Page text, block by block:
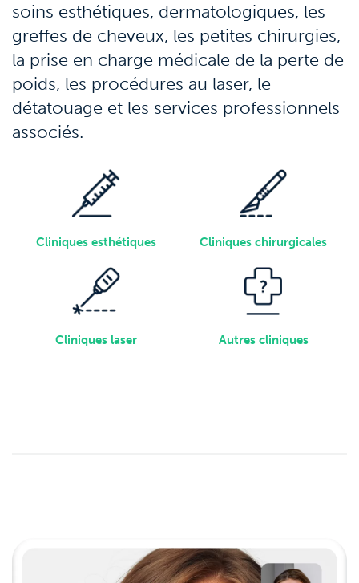
soins esthétiques, dermatologiques, les
greffes de cheveux, les petites chirurgies,
la prise en charge médicale de la perte de
poids, les procédures au laser, le
détatouage et les services professionnels
associés.
Cliniques esthétiques Cliniques chirurgicales
Cliniques laser Autres cliniques